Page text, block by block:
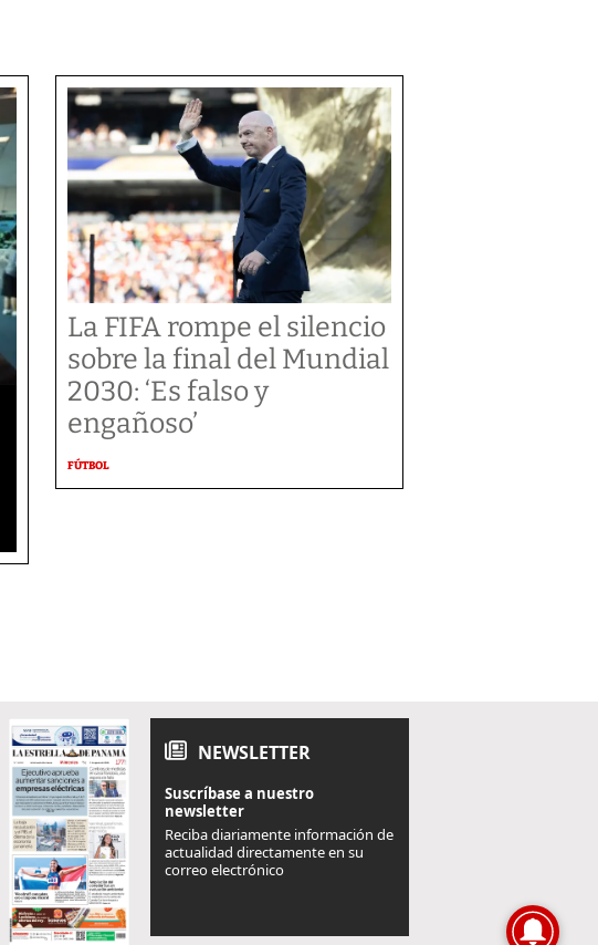
La FIFA rompe el silencio
sobre la final del Mundial
2030: ‘Es falso y
engañoso’
FÚTBOL
NEWSLETTER
Suscríbase a nuestro
newsletter
Reciba diariamente información de
actualidad directamente en su
correo electrónico